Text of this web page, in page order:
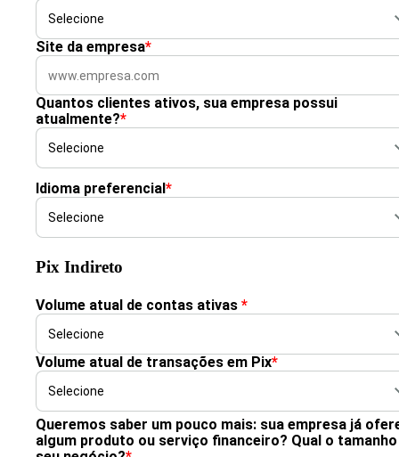
Site da empresa*
Quantos clientes ativos, sua empresa possui
atualmente?*
Idioma preferencial*
Pix Indireto
Volume atual de contas ativas *
Volume atual de transações em Pix*
Queremos saber um pouco mais: sua empresa já
algum produto ou serviço financeiro? Qual o